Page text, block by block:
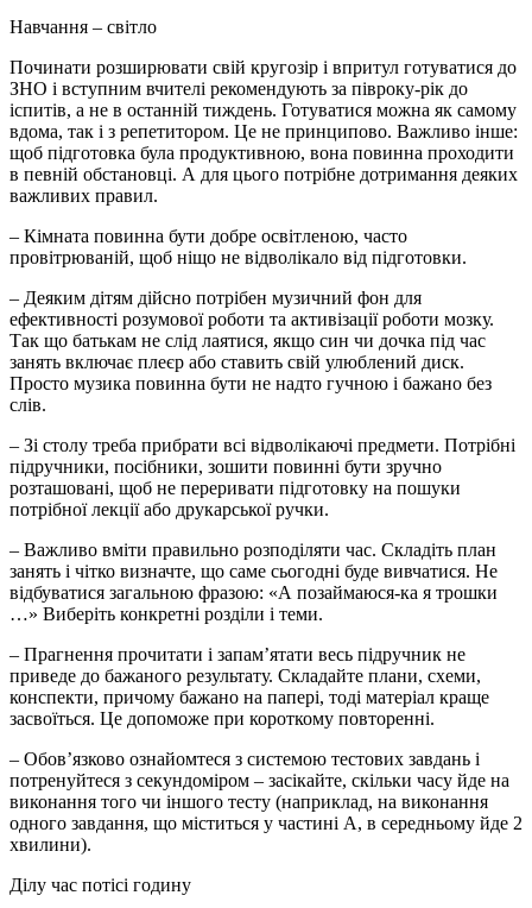
Навчання – світло
Починати розширювати свій кругозір і впритул готуватися до
ЗНО і вступним вчителі рекомендують за півроку-рік до
іспитів, а не в останній тиждень. Готуватися можна як самому
вдома, так і з репетитором. Це не принципово. Важливо інше:
щоб підготовка була продуктивною, вона повинна проходити
в певній обстановці. А для цього потрібне дотримання деяких
важливих правил.
– Кімната повинна бути добре освітленою, часто
провітрюваній, щоб ніщо не відволікало від підготовки.
– Деяким дітям дійсно потрібен музичний фон для
ефективності розумової роботи та активізації роботи мозку.
Так що батькам не слід лаятися, якщо син чи дочка під час
занять включає плеєр або ставить свій улюблений диск.
Просто музика повинна бути не надто гучною і бажано без
слів.
– Зі столу треба прибрати всі відволікаючі предмети. Потрібні
підручники, посібники, зошити повинні бути зручно
розташовані, щоб не переривати підготовку на пошуки
потрібної лекції або друкарської ручки.
– Важливо вміти правильно розподіляти час. Складіть план
занять і чітко визначте, що саме сьогодні буде вивчатися. Не
відбуватися загальною фразою: «А позаймаюся-ка я трошки
…» Виберіть конкретні розділи і теми.
– Прагнення прочитати і запам’ятати весь підручник не
приведе до бажаного результату. Складайте плани, схеми,
конспекти, причому бажано на папері, тоді матеріал краще
засвоїться. Це допоможе при короткому повторенні.
– Обов’язково ознайомтеся з системою тестових завдань і
потренуйтеся з секундоміром – засікайте, скільки часу йде на
виконання того чи іншого тесту (наприклад, на виконання
одного завдання, що міститься у частині А, в середньому йде 2
хвилини).
Ділу час потісі годину